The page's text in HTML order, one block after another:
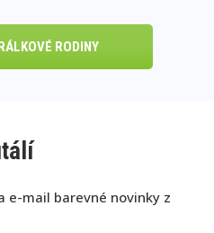
RODINY
e-mail barevné novinky z